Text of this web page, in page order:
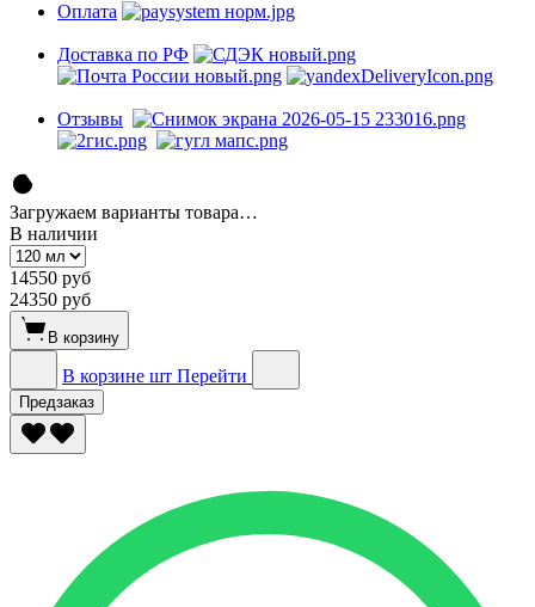
Оплата
Доставка по РФ
Отзывы
Загружаем варианты товара…
В наличии
14550 руб
24350 руб
В корзину
В корзине шт Перейти
Предзаказ